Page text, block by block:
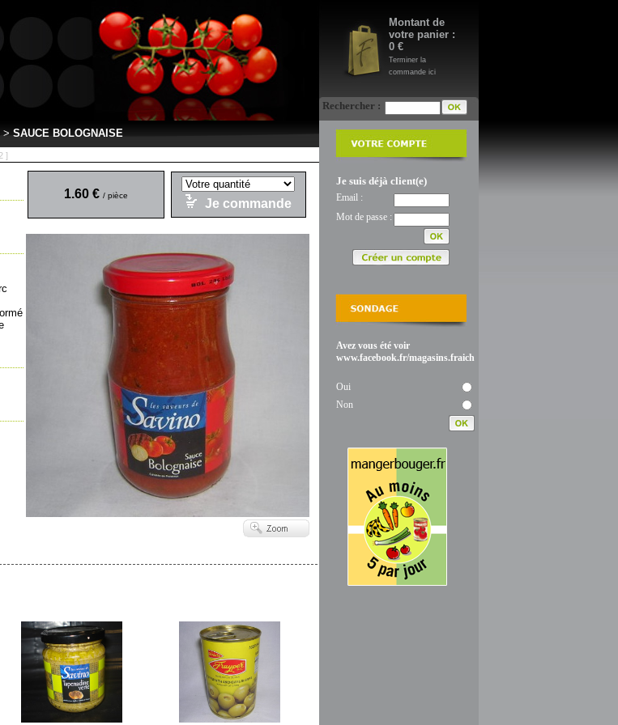
Montant de
votre panier :
0 €
Terminer la
commande ici
Rechercher :
>SAUCE BOLOGNAISE
]
1.60 € / pièce
Je commande
Je suis déjà client(e)
Email :
Mot de passe :
Avez vous été voir
www.facebook.fr/magasins.fraich
Oui
Non